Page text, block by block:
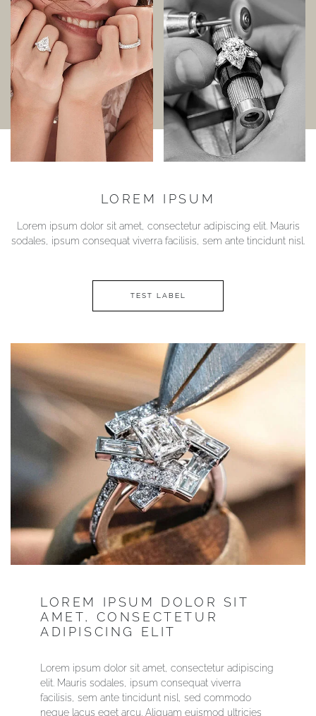
LOREM IPSUM
Lorem ipsum dolor sit amet, consectetur adipiscing elit. Mauris
sodales, ipsum consequat viverra facilisis, sem ante tincidunt nisl.
TEST LABEL
LOREM IPSUM DOLOR SIT
AMET, CONSECTETUR
ADIPISCING ELIT
Lorem ipsum dolor sit amet, consectetur adipiscing
elit. Mauris sodales, ipsum consequat viverra
facilisis, sem ante tincidunt nisl, sed commodo
neque lacus eget arcu. Aliquam euismod ultricies